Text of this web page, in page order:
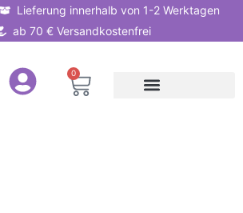
Lieferung innerhalb von 1-2 Werktagen
ab 70 € Versandkostenfrei
0
Warenkorb